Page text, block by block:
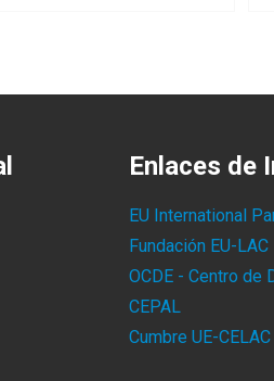
Enlaces de
EU International
Fundación EU-LAC
OCDE - Centro de
CEPAL
Cumbre UE-CELAC